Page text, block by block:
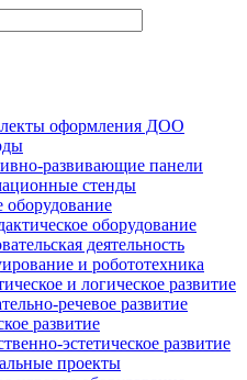
оформления ДОО
развивающие панели
стенды
оборудование
оборудование
деятельность
и робототехника
и логическое развитие
речевое развитие
развитие
эстетическое развитие
проекты